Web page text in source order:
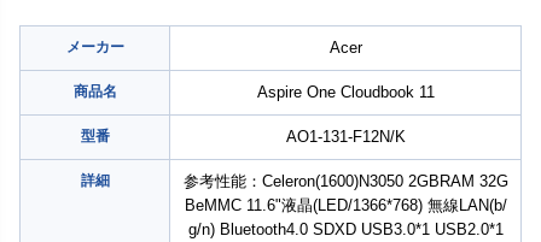
メーカー Acer
商品名 Aspire One Cloudbook 11
型番 AO1-131-F12N/K
詳細
参考性能：Celeron(1600)N3050 2GBRAM 32G
BeMMC 11.6"液晶(LED/1366*768) 無線LAN(b/
g/n) Bluetooth4.0 SDXD USB3.0*1 USB2.0*1